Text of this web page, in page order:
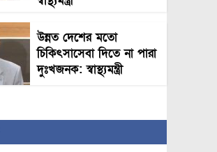
উন্নত দেশের মতো
চিকিৎসাসেবা দিতে না পারা
দুঃখজনক: স্বাস্থ্যমন্ত্রী